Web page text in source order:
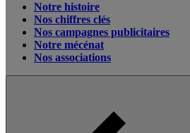
Notre histoire
Nos chiffres clés
Nos campagnes publicitaires
Notre mécénat
Nos associations